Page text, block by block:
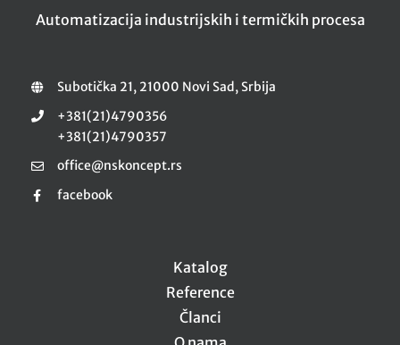
Automatizacija industrijskih i termičkih procesa
Subotička 21, 21000 Novi Sad, Srbija
+381(21)4790356
+381(21)4790357
office@nskoncept.rs
facebook
Katalog
Reference
Članci